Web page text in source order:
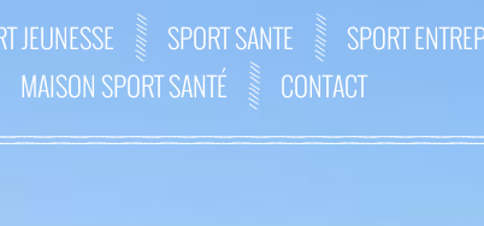
JEUNESSE SPORT SANTE
SPORT
MAISON SPORT SANTÉ CONTACT